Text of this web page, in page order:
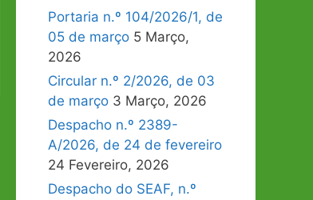
Portaria n.º 104/2026/1, de
05 de março 5 Março,
2026
Circular n.º 2/2026, de 03
de março 3 Março, 2026
Despacho n.º 2389-
A/2026, de 24 de fevereiro
24 Fevereiro, 2026
Despacho do SEAF, n.º